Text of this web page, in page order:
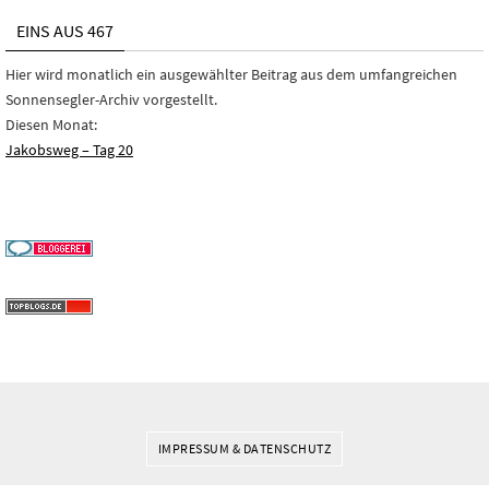
EINS AUS 467
Hier wird monatlich ein ausgewählter Beitrag aus dem umfangreichen
Sonnensegler-Archiv vorgestellt.
Diesen Monat:
Jakobsweg – Tag 20
IMPRESSUM & DATENSCHUTZ